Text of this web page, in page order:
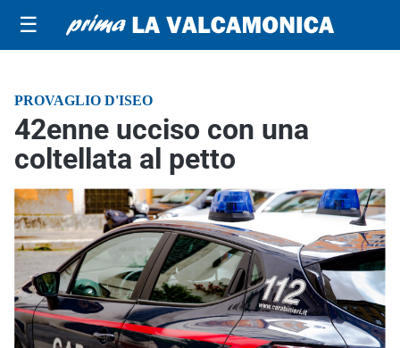
☰
PROVAGLIO D'ISEO
42enne ucciso con una
coltellata al petto